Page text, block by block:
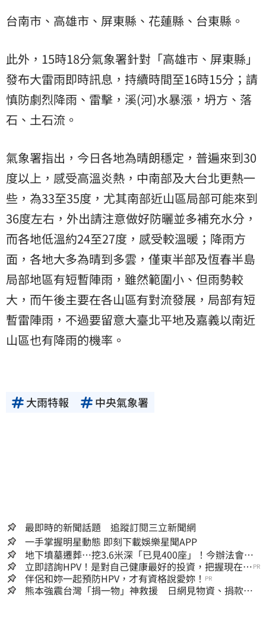
台南市、高雄市、屏東縣、花蓮縣、台東縣。
此外，15時18分氣象署針對「高雄市、屏東縣」
發布大雷雨即時訊息，持續時間至16時15分；請
慎防劇烈降雨、雷擊，溪(河)水暴漲，坍方、落
石、土石流。
氣象署指出，今日各地為晴朗穩定，普遍來到30
度以上，感受高溫炎熱，中南部及大台北更熱一
些，為33至35度，尤其南部近山區局部可能來到
36度左右，外出請注意做好防曬並多補充水分，
而各地低溫約24至27度，感受較溫暖；降雨方
面，各地大多為晴到多雲，僅東半部及恆春半島
局部地區有短暫陣雨，雖然範圍小、但雨勢較
大，而午後主要在各山區有對流發展，局部有短
暫雷陣雨，不過要留意大臺北平地及嘉義以南近
山區也有降雨的機率。
大雨特報 中央氣象署
最即時的新聞話題 追蹤訂閱三立新聞網
一手掌握明星動態 即刻下載娛樂星聞APP
地下墳墓遷葬…挖3.6米深「已見400座」！今辦法會安
撫祖先
立即諮詢HPV！是對自己健康最好的投資，把握現在不
嫌晚！
PR
伴侶和妳一起預防HPV，才有資格說愛妳！ PR
熊本強震台灣「捐一物」神救援 日網見物資、捐款